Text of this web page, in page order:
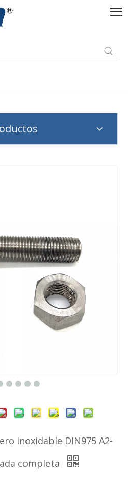
inoxidable DIN975 A2-
completa